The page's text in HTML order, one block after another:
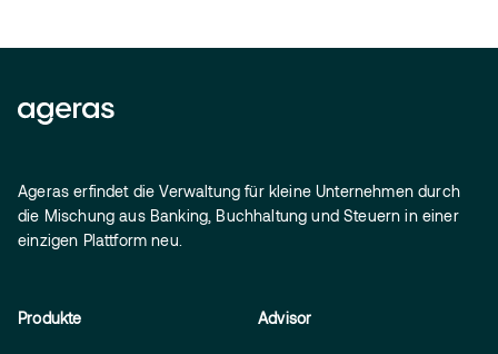
Ageras erfindet die Verwaltung für kleine Unternehmen durch
die Mischung aus Banking, Buchhaltung und Steuern in einer
einzigen Plattform neu.
Produkte Advisor